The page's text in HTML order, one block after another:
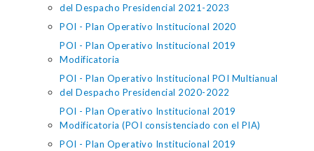
del Despacho Presidencial 2021-2023
POI - Plan Operativo Institucional 2020
POI - Plan Operativo Institucional 2019
Modificatoria
POI - Plan Operativo Institucional POI Multianual
del Despacho Presidencial 2020-2022
POI - Plan Operativo Institucional 2019
Modificatoria (POI consistenciado con el PIA)
POI - Plan Operativo Institucional 2019